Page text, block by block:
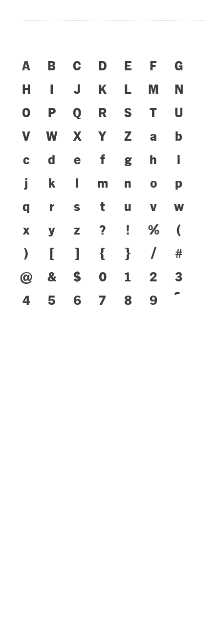
A B C D E F
G
H
I J K L M
N
O
P Q R S T
U
V
W X Y Z a
b
c
d e f g h
i
j
k l m n o
p
q
r s t u v
w
x
y z ? ! %
(
)
[ ] { } /
#
@
& $ 0 1 2
3
4
5 6 7 8 9